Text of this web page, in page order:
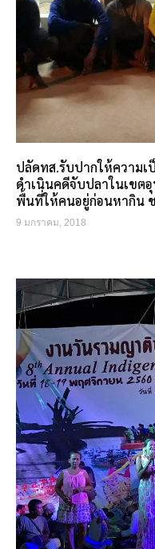
ปลัดทส.รับปากให้ความเ
ดำเนินคดีจับปลาในเขต
พื้นที่ให้คนอยู่ก่อนหากิน
9 มกราคม, 2018